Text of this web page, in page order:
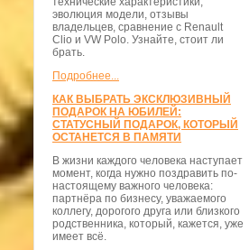
эволюция модели, отзывы
владельцев, сравнение с Renault
Clio и VW Polo. Узнайте, стоит ли
брать.
Подробнее...
КАК ВЫБРАТЬ ЭКСКЛЮЗИВНЫЙ
ПОДАРОК НА ЮБИЛЕЙ:
СТАТУСНЫЙ ПОДАРОК, КОТОРЫЙ
ОСТАНЕТСЯ В ПАМЯТИ
В жизни каждого человека наступает
момент, когда нужно поздравить по-
настоящему важного человека:
партнёра по бизнесу, уважаемого
коллегу, дорогого друга или близкого
родственника, который, кажется, уже
имеет всё.